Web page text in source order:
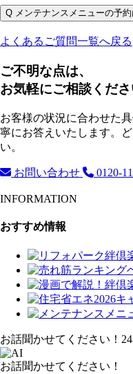
Q メンテナンスメニューの予
よくあるご質問一覧へ戻る
ご不明な点は、
お気軽にご相談くだ
お客様の状況に合わせた
寧にお答えいたします。
い。
お問い合わせ 0120-
INFORMATION
おすすめ情報
お話聞かせてください！
お話聞かせてください！